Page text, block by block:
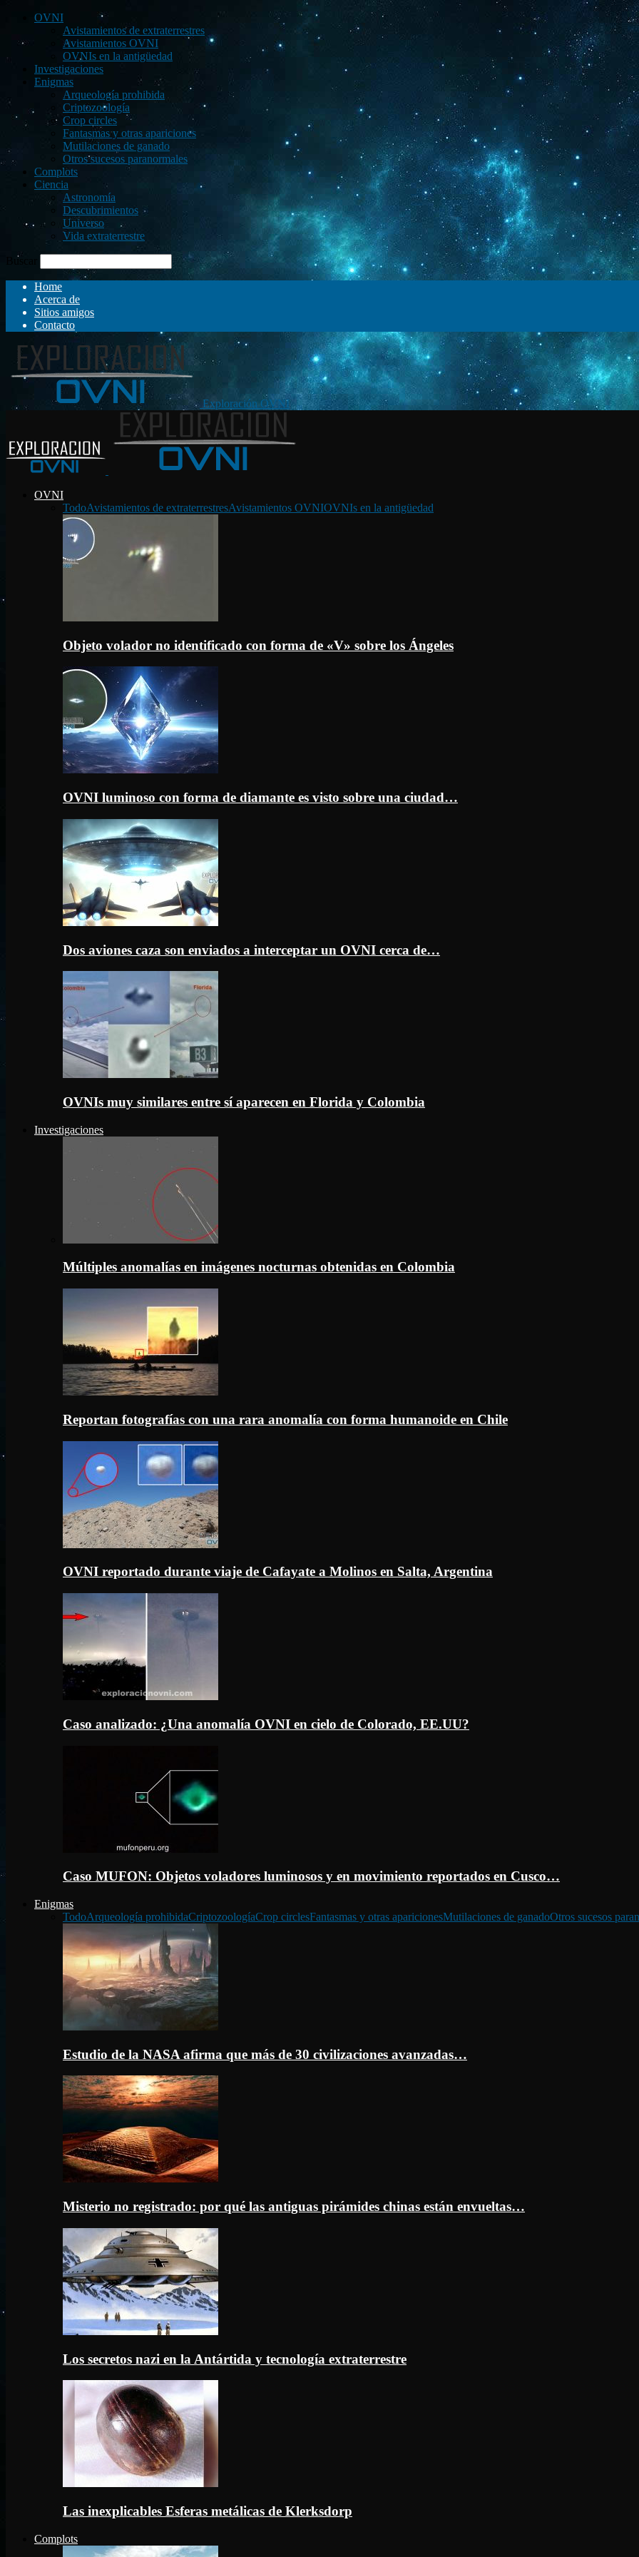
OVNI
Avistamientos de extraterrestres
Avistamientos OVNI
OVNIs en la antigüedad
Investigaciones
Enigmas
Arqueología prohibida
Criptozoología
Crop circles
Fantasmas y otras apariciones
Mutilaciones de ganado
Otros sucesos paranormales
Complots
Ciencia
Astronomía
Descubrimientos
Universo
Vida extraterrestre
Buscar
Home
Acerca de
Sitios amigos
Contacto
Exploración OVNI
OVNI
TodoAvistamientos de extraterrestresAvistamientos OVNIOVNIs en la antigüedad
Objeto volador no identificado con forma de «V» sobre los Ángeles
OVNI luminoso con forma de diamante es visto sobre una ciudad…
Dos aviones caza son enviados a interceptar un OVNI cerca de…
OVNIs muy similares entre sí aparecen en Florida y Colombia
Investigaciones
Múltiples anomalías en imágenes nocturnas obtenidas en Colombia
Reportan fotografías con una rara anomalía con forma humanoide en Chile
OVNI reportado durante viaje de Cafayate a Molinos en Salta, Argentina
Caso analizado: ¿Una anomalía OVNI en cielo de Colorado, EE.UU?
Caso MUFON: Objetos voladores luminosos y en movimiento reportados en Cusco…
Enigmas
TodoArqueología prohibidaCriptozoologíaCrop circlesFantasmas y otras aparicionesMutilaciones de ganadoOtros sucesos
Estudio de la NASA afirma que más de 30 civilizaciones avanzadas…
Misterio no registrado: por qué las antiguas pirámides chinas están envueltas…
Los secretos nazi en la Antártida y tecnología extraterrestre
Las inexplicables Esferas metálicas de Klerksdorp
Complots